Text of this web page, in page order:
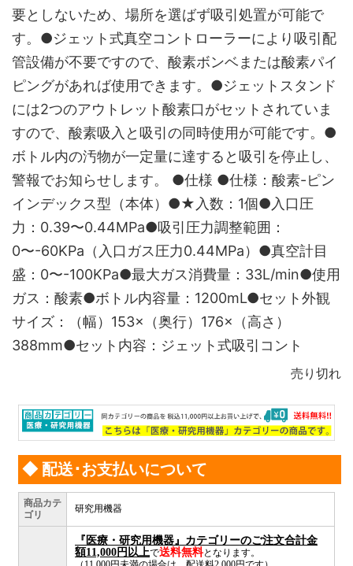
要としないため、場所を選ばず吸引処置が可能で
す。●ジェット式真空コントローラーにより吸引配
管設備が不要ですので、酸素ボンベまたは酸素パイ
ピングがあれば使用できます。●ジェットスタンド
には2つのアウトレット酸素口がセットされていま
すので、酸素吸入と吸引の同時使用が可能です。●
ボトル内の汚物が一定量に達すると吸引を停止し、
警報でお知らせします。 ●仕様 ●仕様：酸素-ピン
インデックス型（本体）●★入数：1個●入口圧
力：0.39〜0.44MPa●吸引圧力調整範囲：
0〜-60KPa（入口ガス圧力0.44MPa）●真空計目
盛：0〜-100KPa●最大ガス消費量：33L/min●使用
ガス：酸素●ボトル内容量：1200mL●セット外観
サイズ：（幅）153×（奥行）176×（高さ）
388mm●セット内容：ジェット式吸引コント
売り切れ